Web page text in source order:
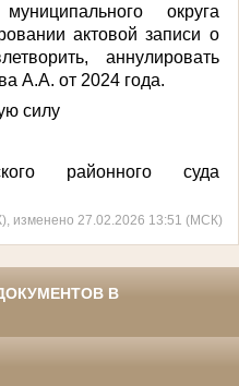
округа
актовой записи о
аннулировать
А.А. от 2024 года.
силу
районного суда
изменено 27.02.2026 13:51 (МСК)
В